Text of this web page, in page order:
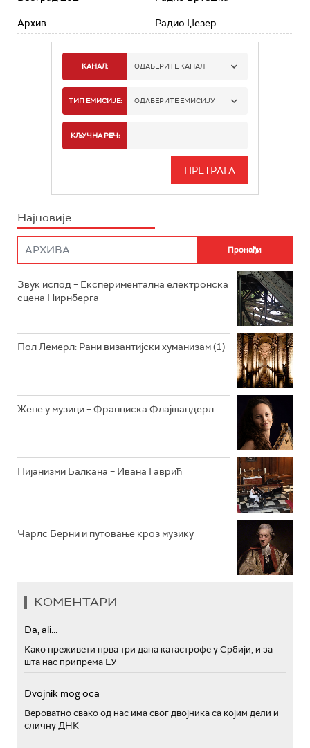
Архив Радио Џезер
КАНАЛ: ОДАБЕРИТЕ КАНАЛ
РАДИО БЕОГРАД 1
РАДИО БЕОГРАД 3
РАДИО РОКЕНРОЛЕР
РАДИО ЏЕЗЕР
ТИП ЕМИСИЈЕ: ОДАБЕРИТЕ ЕМИСИЈУ
ИНФО
КЉУЧНА РЕЧ:
Најновије
Звук испод – Експериментална електронска
сцена Нирнберга
Пол Лемерл: Рани византијски хуманизам (1)
Жене у музици – Франциска Флајшандерл
Пијанизми Балкана – Ивана Гаврић
Чарлс Берни и путовање кроз музику
КОМЕНТАРИ
Da, ali...
Како преживети прва три дана катастрофе у Србији, и за
шта нас припрема ЕУ
Dvojnik mog oca
Вероватно свако од нас има свог двојника са којим дели и
сличну ДНК